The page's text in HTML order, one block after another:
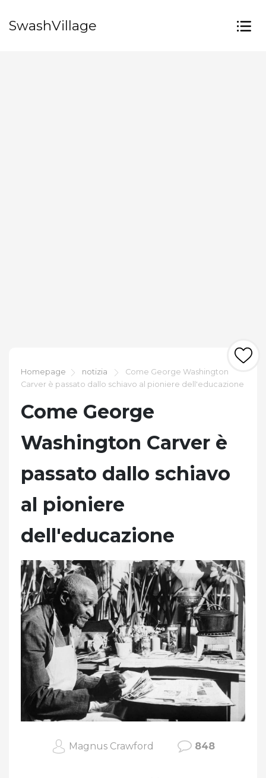
SwashVillage
Homepage notizia
Come George Washington
Carver è passato dallo schiavo al pioniere dell'educazione
Come George
Washington Carver è
passato dallo schiavo
al pioniere
dell'educazione
Magnus Crawford 848